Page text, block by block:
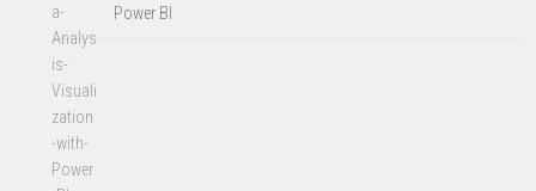
Power BI